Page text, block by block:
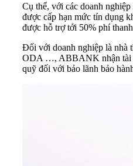
Cụ thể, với các doanh
được cấp hạn mức tín dụng
được hỗ trợ tới 50% phí
Đối với doanh nghiệp là nhà
ODA …, ABBANK nhận tài
quỹ đối với bảo lãnh bảo